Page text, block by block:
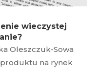
wieczystej
Oleszczuk-Sowa
produktu na rynek